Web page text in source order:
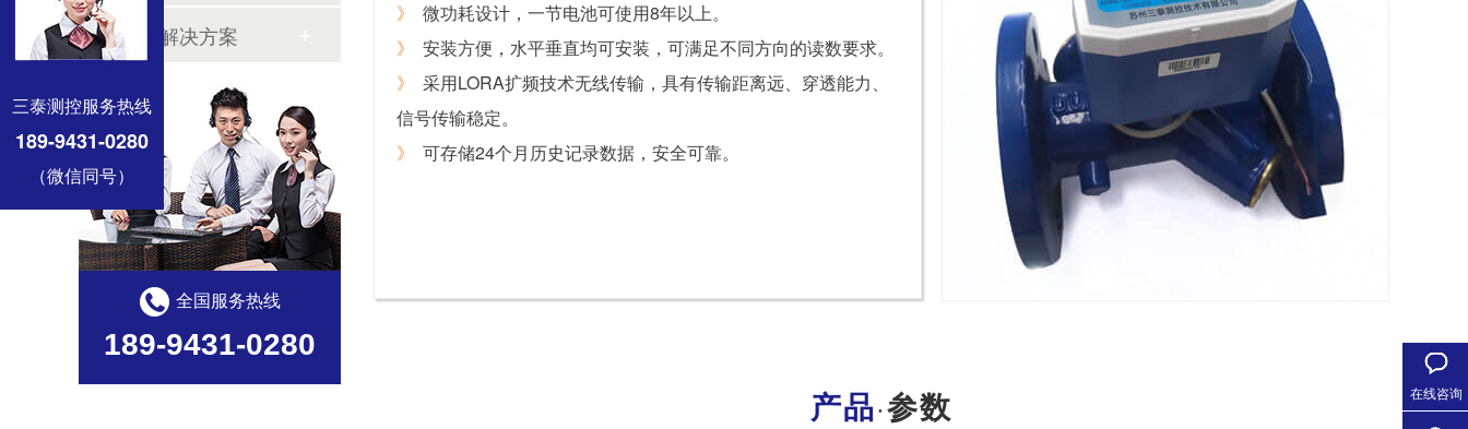
》
微功耗设计，一节电池可使用8年以上。
》
安装方便，水平垂直均可安装，可满足不同方向的读数要求。
》
采用LORA扩频技术无线传输，具有传输距离远、穿透能力、
信号传输稳定。
》
可存储24个月历史记录数据，安全可靠。
产品·参数
行业解决方案
全国服务热线
189-9431-0280
在线咨询
三泰测控服务热线
189-9431-0280
（微信同号）